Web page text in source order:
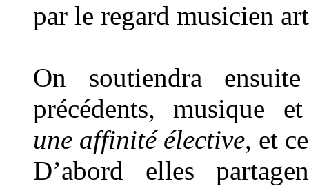
par le regard musicien
On soutiendra
précédents, musique
une affinité élective, et
D’abord elles